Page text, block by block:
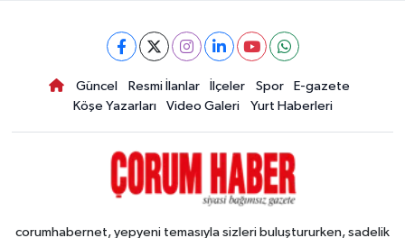
Güncel Resmi İlanlar İlçeler Spor
E-gazete
Köşe Yazarları
Video Galeri Yurt Haberleri
corumhabernet, yepyeni temasıyla sizleri buluştururken, sadelik